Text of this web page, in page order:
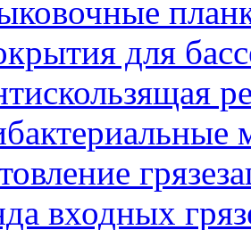
для
входных